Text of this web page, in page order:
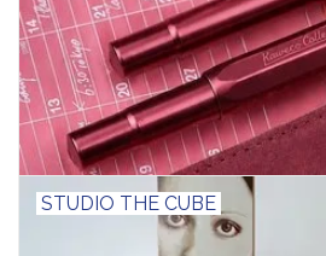
STUDIO THE CUBE